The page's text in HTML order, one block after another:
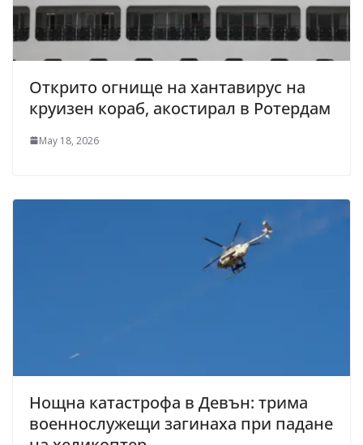
Открито огнище на хантавирус на
круизен кораб, акостирал в Ротердам
May 18, 2026
Нощна катастрофа в Девън: трима
военнослужещи загинаха при падане